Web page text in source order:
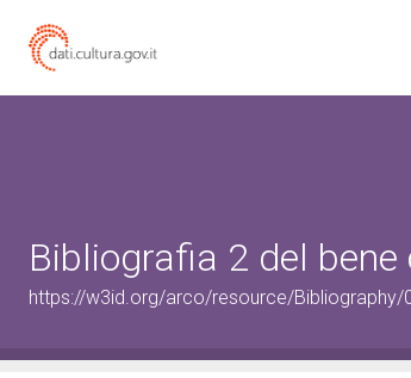
Bibliografia 2 del
https://w3id.org/arco/resource/Bibliography/